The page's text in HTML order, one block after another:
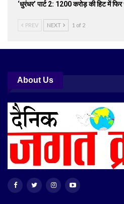
‘धुरंधर’ पार्ट 2: 1200 करोड़ की हिट में फिर
PREV NEXT 1 of 2
About Us